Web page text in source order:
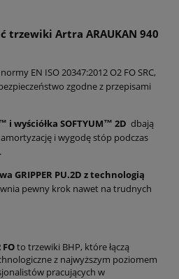
trzewiki Artra ARAUKAN 940
EN ISO 20347:2012 O2 FO SRC,
zgodne z przepisami
i wyściółka SOFTYUM™ 2D dbają
i wygodę stóp podczas
GRIPPER PU.2D z technologią
pewny krok nawet na trudnych
FOto trzewiki BHP, które łączą
z najwyższym poziomem
pracujących w